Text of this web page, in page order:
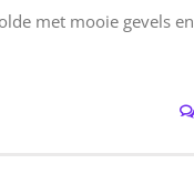
met mooie gevels en